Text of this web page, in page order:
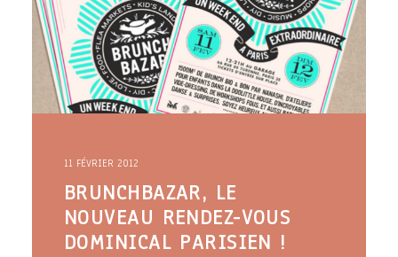
YOGA
faire le quiz
Recherche
Panier
11 FÉVRIER 2012
BRUNCHBAZAR, LE
NOUVEAU RENDEZ-VOUS
DOMINICAL PARISIEN !